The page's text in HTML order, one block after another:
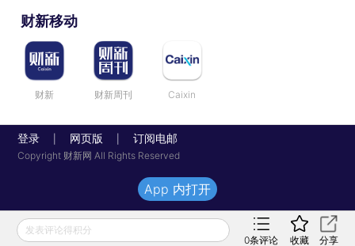
财新移动
财新 财新周刊 Caixin
登录 网页版 订阅电邮
Copyright 财新网 All Rights Reserved
发表评论得积分
0条评论 收藏 分享
App 内打开